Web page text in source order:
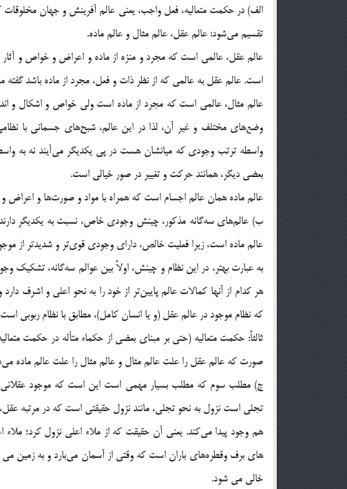
الف) در حكمت متعاليه، فعل واجب، يعني عالم آفرينش و جهان
تقسيم مي‌شود: عالم عقل، عالم مثال و عالم ماده.
عالم عقل، عالمي است كه مجرد و منزه از ماده و اعراض و خواص و
است. عالم عقل به عالمي كه از نظر ذات و فعل، مجرد از ماده باشد گفته
عالم مثال، عالمي است كه مجرد از ماده است ولي خواص و اشكال و
وضع‌هاي مختلف و غير آن، لذا در اين عالم، شبح‌هاي جسماني با
واسطه ترتب وجودي كه ميانشان هست در پي يكديگر مي‌آيند نه به
بعضي ديگر، همانند حركت و تغيير در صور خيالي است.
عالم ماده همان عالم اجسام است كه همراه با مواد و صورت‌ها و اعراض
ب) عالم‌هاي سه‌گانه مذكور، چينش وجودي خاص، نسبت به يكديگر
عالم ماده است، زيرا فعليت خالص، داراي وجودي قوي‌تر و شديدتر
به عبارت بهتر، در اين نظام و چينش، اولاً بين عوالم سه‌گانه، تشكيك
هر كدام از آنها كمالات عالم پايين‌تر از خود را به نحو اعلي و اشرف
كه نظام موجود در عالم عقل (و يا انسان كامل)، مطابق با نظام ربوبي
ثالثاً: حكمت متعاليه (حتي بر مبناي بعضي از حكماء متأله در حكمت
صورت كه عالم عقل را علت عالم مثال و عالم مثال را علت عالم ماده
ج) مطلب سوم كه مطلب بسيار مهمي است اين است كه موجود عقلاني
تجلي است نزول به نحو تجلي، مانند نزول حقيقتي است كه در مرتبه
هم وجود پيدا مي‌كند. يعني آن حقيقت كه از ملاء اعلي نزول كرد؛ ملاء
هاي برف وقطره‌هاي باران است كه وقتي از آسمان مي‌بارد و به زمين مي
خالي مي شود.